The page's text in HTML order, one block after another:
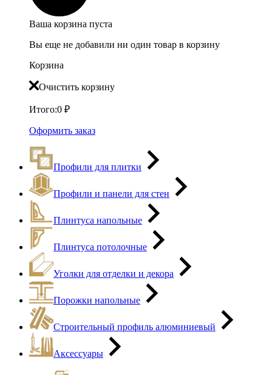
Ваша корзина пуста
Вы еще не добавили ни один товар в корзину
Корзина
Очистить корзину
Итого:0 ₽
Оформить заказ
Профили для плитки
Профили и панели для стен
Плинтуса напольные
Плинтуса потолочные
Уголки для отделки и декора
Порожки напольные
Строительный профиль алюминиевый
Аксессуары